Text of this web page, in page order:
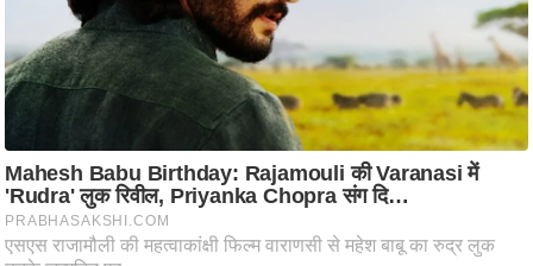
स्थ
ल
त
त्यो
हा
र